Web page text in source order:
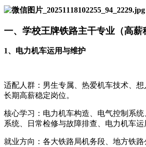
一、学校王牌铁路主干专业（高薪
1、电力机车运用与维护
适配人群：男生专属、热爱机车技术、
长期高薪稳定岗位。
核心学习：电力机车构造、电气控制系
系统、日常检修与故障排查、电力机车运
就业方向：各大铁路局机务段、地方铁